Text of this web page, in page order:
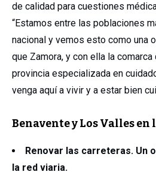
de calidad para cuestiones
“Estamos entre las poblaciones
nacional y vemos esto como una
que Zamora, y con ella la
provincia especializada en
venga aquí a vivir y a estar bien
Benavente y Los Valles
Renovar las carreteras. Un
la red viaria.